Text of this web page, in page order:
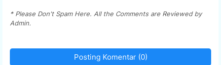
* Please Don't Spam Here. All the Comments are Reviewed by
Admin.
Posting Komentar (0)